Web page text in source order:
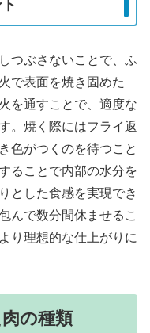
つぶさないことで、ふ
で表面を焼き固めた
を通すことで、適度な
。焼く際にはフライ返
色がつくのを待つこと
ることで内部の水分を
とした食感を実現でき
んで数分間休ませるこ
り理想的な仕上がりに
の種類